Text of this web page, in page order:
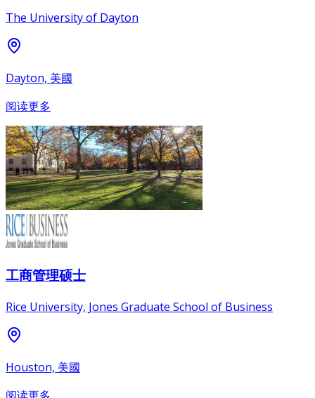
The University of Dayton
Dayton, 美國
阅读更多
工商管理硕士
Rice University, Jones Graduate School of Business
Houston, 美國